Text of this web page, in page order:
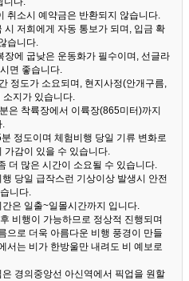
취소시 예약금은 반환되지 않습니다.
저희에게 자동 통보가 되며, 입금 확
습니다.
장에 굽낮은 운동화가 필수이며, 선글라
면 좋습니다.
정도가 소요되며, 현지사정(안개구름,
소지가 있습니다.
은 착륙장에서 이륙장(865미터)까지
.
정도이며 체험비행 당일 기류 변화로
가감이 있을 수 있습니다.
더 많은 시간이 소요될 수 있습니다.
당일 급작스런 기상이상 발생시 안전
니다.
은 일출~일몰시간까지 입니다.
비행이 가능하므로 정상적 진행되며
으로 더욱 아름다운 비행 풍경이 만들
서는 비가 한방울만 내려도 비 예보로
경의중앙선 아신역에서 픽업을 원할